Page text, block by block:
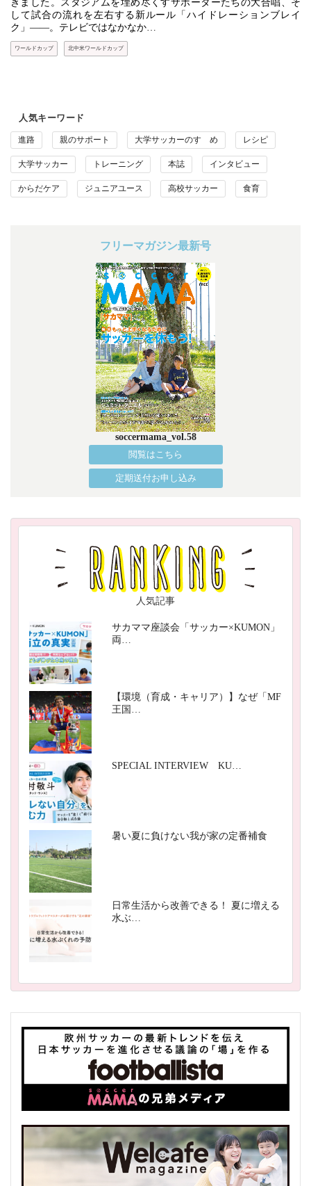
きました。スタジアムを埋め尽くすサポーターたちの大合唱、そ
して試合の流れを左右する新ルール「ハイドレーションブレイ
ク」――。テレビではなかなか…
ワールドカップ 北中米ワールドカップ
人気キーワード
進路 親のサポート 大学サッカーのすゝめ レシピ
大学サッカー トレーニング 本誌 インタビュー
からだケア ジュニアユース 高校サッカー 食育
フリーマガジン最新号
soccermama_vol.58
閲覧はこちら
定期送付お申し込み
人気記事
サカママ座談会「サッカー×KUMON」
両…
【環境（育成・キャリア）】なぜ「MF
王国…
SPECIAL INTERVIEW KU…
暑い夏に負けない我が家の定番補食
日常生活から改善できる！ 夏に増える
水ぶ…